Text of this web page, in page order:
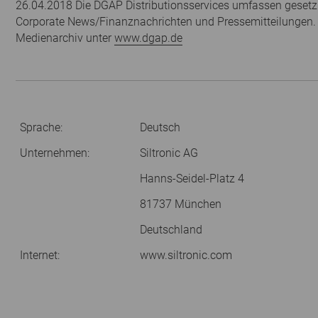
26.04.2018 Die DGAP Distributionsservices umfassen
Corporate News/Finanznachrichten und Pressemitteilungen.
Medienarchiv unter www.dgap.de
Sprache:
Deutsch
Unternehmen:
Siltronic AG
Hanns-Seidel-Platz 4
81737 München
Deutschland
Internet:
www.siltronic.com